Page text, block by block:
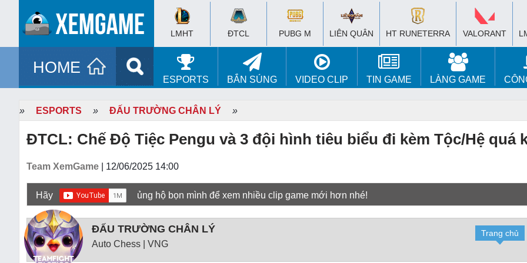
LMHT ĐTCL PUBG M LIÊN QUÂN HT RUNETERRA VALORANT
HOME
ESPORTS BẮN SÚNG VIDEO CLIP TIN GAME LÀNG GAME
» ESPORTS » ĐẤU TRƯỜNG CHÂN LÝ »
ĐTCL: Chế Độ Tiệc Pengu và 3 đội hình tiêu biểu đi kèm Tộc/Hệ quá
Team XemGame | 12/06/2025 14:00
Hãy ủng hộ bọn mình để xem nhiều clip game mới hơn nhé!
ĐẤU TRƯỜNG CHÂN LÝ
Auto Chess | VNG
Trang chủ